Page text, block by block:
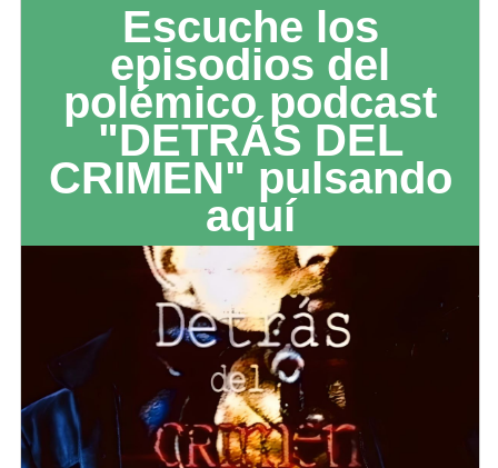
Escuche los
episodios del
polémico podcast
"DETRÁS DEL
CRIMEN" pulsando
aquí